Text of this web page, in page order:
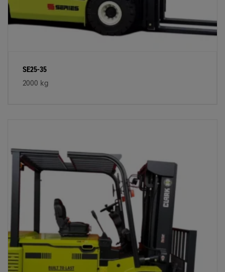
SE25-35
2000 kg